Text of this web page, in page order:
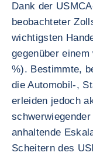
Dank der
beobachteter
wichtigsten
gegenüber
%). Bestimmte,
die Automobil-,
erleiden jedoch
anhaltende
Scheitern des